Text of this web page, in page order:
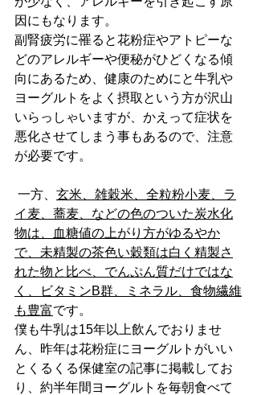
因にもなります。
副腎疲労に罹ると花粉症やアトピーな
どのアレルギーや便秘がひどくなる傾
向にあるため、健康のためにと牛乳や
ヨーグルトをよく摂取という方が沢山
いらっしゃいますが、かえって症状を
悪化させてしまう事もあるので、注意
が必要です。
一方、 玄米、雑穀米、全粒粉小麦、ラ
イ麦、蕎麦、などの色のついた炭水化
物は、血糖値の上がり方がゆるやか
で、未精製の茶色い穀類は白く精製さ
れた物と比べ、でんぷん質だけではな
く、ビタミンB群、ミネラル、食物繊維
も豊富です。
僕も牛乳は15年以上飲んでおりませ
ん、昨年は花粉症にヨーグルトがいい
とくるくる保健室の記事に掲載してお
り、約半年間ヨーグルトを毎朝食べて